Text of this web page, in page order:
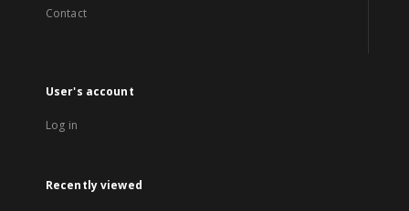
Contact
User's account
Log in
Recently viewed